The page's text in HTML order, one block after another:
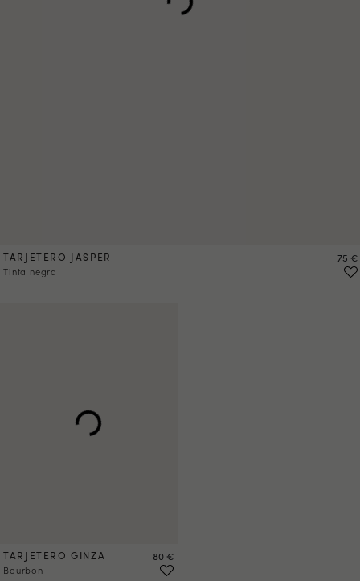
TARJETERO JASPER
Tinta negra
75 €
TARJETERO GINZA
Bourbon
Precio
80 €